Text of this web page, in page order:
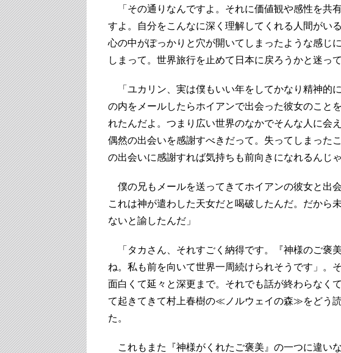
「その通りなんですよ。それに価値観や感性を共
すよ。自分をこんなに深く理解してくれる人間がい
心の中がぽっかりと穴が開いてしまったような感じ
しまって。世界旅行を止めて日本に戻ろうかと迷って
「ユカリン、実は僕もいい年をしてかなり精神的
の内をメールしたらホイアンで出会った彼女のこと
れたんだよ。つまり広い世界のなかでそんな人に会
偶然の出会いを感謝すべきだって。失ってしまった
の出会いに感謝すれば気持ちも前向きになれるんじゃ
僕の兄もメールを送ってきてホイアンの彼女と出
これは神が遣わした天女だと喝破したんだ。だから
ないと諭したんだ」
「タカさん、それすごく納得です。『神様のご褒
ね。私も前を向いて世界一周続けられそうです」。
面白くて延々と深更まで。それでも話が終わらなく
て起きてきて村上春樹の≪ノルウェイの森≫をどう
た。
これもまた『神様がくれたご褒美』の一つに違いな